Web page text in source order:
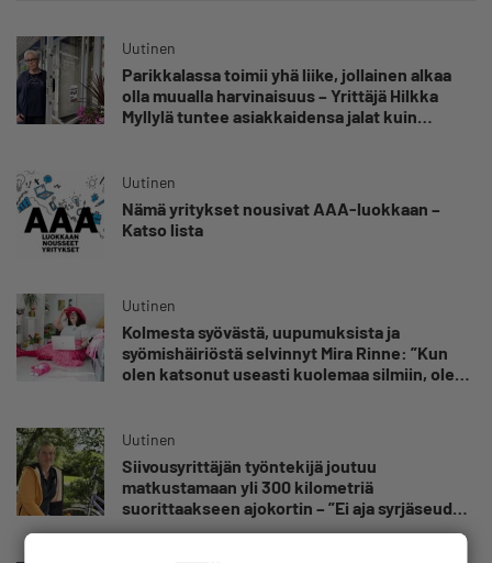
Uutinen
Parikkalassa toimii yhä liike, jollainen alkaa
olla muualla harvinaisuus – Yrittäjä Hilkka
Myllylä tuntee asiakkaidensa jalat kuin
Uutinen
Nämä yritykset nousivat AAA-luokkaan –
Katso lista
Uutinen
Kolmesta syövästä, uupumuksista ja
syömishäiriöstä selvinnyt Mira Rinne: ”Kun
olen katsonut useasti kuolemaa silmiin, olen
Uutinen
Siivousyrittäjän työntekijä joutuu
matkustamaan yli 300 kilometriä
suorittaakseen ajokortin – ”Ei aja syrjäseudun